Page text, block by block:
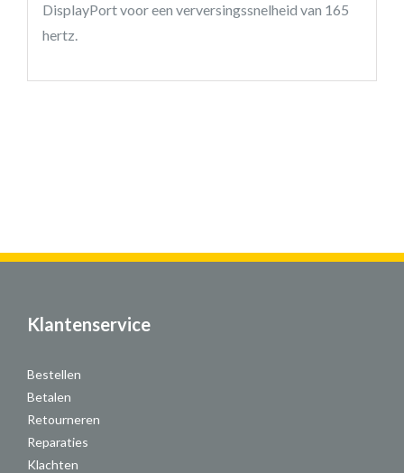
DisplayPort voor een verversingssnelheid van 165
hertz.
Klantenservice
Bestellen
Betalen
Retourneren
Reparaties
Klachten